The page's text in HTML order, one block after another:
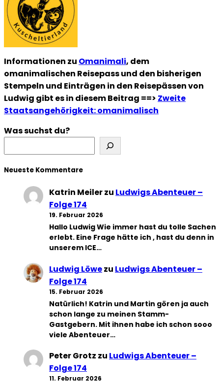
Informationen zu Omanimali, dem
omanimalischen Reisepass und den bisherigen
Stempeln und Einträgen in den Reisepässen von
Ludwig gibt es in diesem Beitrag ==> Zweite
Staatsangehörigkeit: omanimalisch
Was suchst du?
Neueste Kommentare
Katrin Meilerzu Ludwigs Abenteuer –
Folge 174
19. Februar 2026
Hallo Ludwig Wie immer hast du tolle Sachen
erlebt. Eine Frage hätte ich , hast du denn in
unserem ICE…
Ludwig Löwezu Ludwigs Abenteuer –
Folge 174
15. Februar 2026
Natürlich! Katrin und Martin gören ja auch
schon lange zu meinen Stamm-
Gastgebern. Mit ihnen habe ich schon sooo
viele Abenteuer…
Peter Grotz zu Ludwigs Abenteuer –
Folge 174
11. Februar 2026